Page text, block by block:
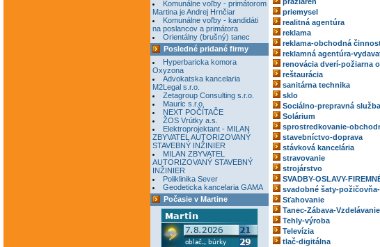
Komunálne voľby - primátorom
Martina je Andrej Hrnčiar
Komunálne voľby - kandidáti
na poslancov a primátora
Orientálny (brušný) tanec
Posledné pridané firmy
Hyperbaricka komora
Oxyzona
Advokatska kancelaria
M2Legal s.r.o.
Zetagroup Consulting s.r.o.
Mauric s.r.o.
NEXT POČÍTAČE
ŽOS Vrútky a.s.
Elektroprojektant - MILAN
ZBYVATEL AUTORIZOVANÝ
STAVEBNÝ INŽINIER
MILAN ZBYVATEL
AUTORIZOVANÝ STAVEBNÝ
INŽINIER
Poliklinika Sever
Geodeticka kancelaria GAMA
Počasie v Martine
priemysel
realitná agentúra
reklama
reklama-obchodná
reklamná agentúra-
renovácia dverí-požiarna
reštaurácia
sanitárna technika
sklo
Sociálno-prepravná služba
Solárium
sprostredkovanie-
stavebníctvo-doprava
stávková kancelária
stravovanie
strojárstvo
SVADBY-OSLAVY-
svadobné šaty-
Sťahovanie
Tanec-Zábava-
Tehly-výroba
Televízia
tlač-digitálna